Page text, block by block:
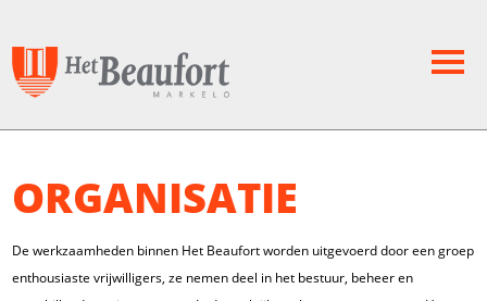
ORGANISATIE
De werkzaamheden binnen Het Beaufort worden uitgevoerd door een groep
enthousiaste vrijwilligers, ze nemen deel in het bestuur, beheer en